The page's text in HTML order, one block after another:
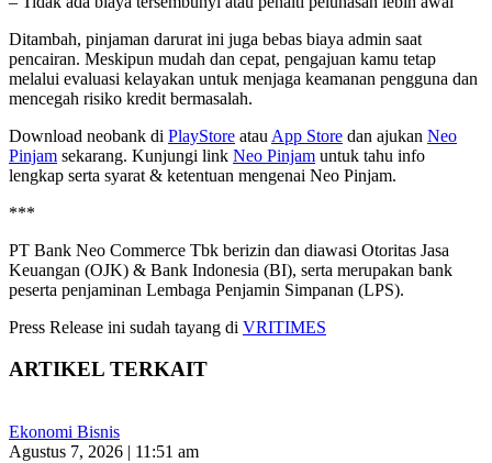
Ditambah, pinjaman darurat ini juga bebas biaya admin saat
pencairan. Meskipun mudah dan cepat, pengajuan kamu tetap
melalui evaluasi kelayakan untuk menjaga keamanan pengguna dan
mencegah risiko kredit bermasalah.
Download neobank di PlayStore atau App Store dan ajukan Neo
Pinjam sekarang. Kunjungi link Neo Pinjam untuk tahu info
lengkap serta syarat & ketentuan mengenai Neo Pinjam.
***
PT Bank Neo Commerce Tbk berizin dan diawasi Otoritas Jasa
Keuangan (OJK) & Bank Indonesia (BI), serta merupakan bank
peserta penjaminan Lembaga Penjamin Simpanan (LPS).
Press Release ini sudah tayang di VRITIMES
ARTIKEL TERKAIT
Ekonomi Bisnis
Agustus 7, 2026 | 11:51 am